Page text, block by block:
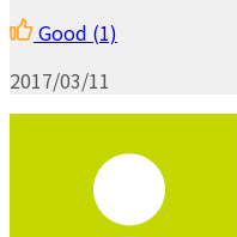
Good (1)
2017/03/11